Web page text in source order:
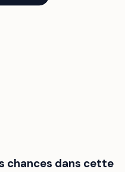
chances dans cette